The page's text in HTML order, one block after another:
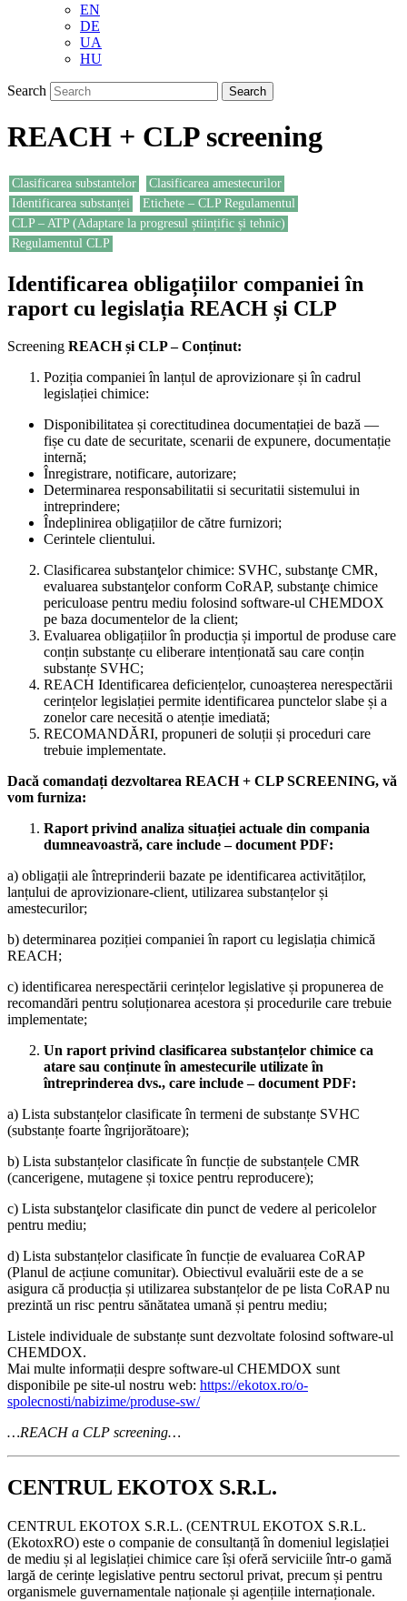
EN
DE
UA
HU
Search
REACH + CLP screening
Clasificarea substantelor
Clasificarea amestecurilor
Identificarea substanței
Etichete – CLP Regulamentul
CLP – ATP (Adaptare la progresul științific și tehnic)
Regulamentul CLP
Identificarea obligațiilor companiei în
raport cu legislația REACH și CLP
Screening REACH și CLP – Conținut:
Poziția companiei în lanțul de aprovizionare și în cadrul
legislației chimice:
Disponibilitatea și corectitudinea documentației de bază —
fișe cu date de securitate, scenarii de expunere, documentație
internă;
Înregistrare, notificare, autorizare;
Determinarea responsabilitatii si securitatii sistemului in
intreprindere;
Îndeplinirea obligațiilor de către furnizori;
Cerintele clientului.
Clasificarea substanţelor chimice: SVHC, substanţe CMR,
evaluarea substanţelor conform CoRAP, substanţe chimice
periculoase pentru mediu folosind software-ul CHEMDOX
pe baza documentelor de la client;
Evaluarea obligațiilor în producția și importul de produse care
conțin substanțe cu eliberare intenționată sau care conțin
substanțe SVHC;
REACH Identificarea deficiențelor, cunoașterea nerespectării
cerințelor legislației permite identificarea punctelor slabe și a
zonelor care necesită o atenție imediată;
RECOMANDĂRI, propuneri de soluții și proceduri care
trebuie implementate.
Dacă comandați dezvoltarea REACH + CLP SCREENING, vă
vom furniza:
Raport privind analiza situației actuale din compania
dumneavoastră, care include – document PDF:
a) obligații ale întreprinderii bazate pe identificarea activităților,
lanțului de aprovizionare-client, utilizarea substanțelor și
amestecurilor;
b) determinarea poziției companiei în raport cu legislația chimică
REACH;
c) identificarea nerespectării cerințelor legislative și propunerea de
recomandări pentru soluționarea acestora și procedurile care trebuie
implementate;
Un raport privind clasificarea substanțelor chimice ca
atare sau conținute în amestecurile utilizate în
întreprinderea dvs., care include – document PDF:
a) Lista substanțelor clasificate în termeni de substanțe SVHC
(substanțe foarte îngrijorătoare);
b) Lista substanțelor clasificate în funcție de substanțele CMR
(cancerigene, mutagene și toxice pentru reproducere);
c) Lista substanţelor clasificate din punct de vedere al pericolelor
pentru mediu;
d) Lista substanțelor clasificate în funcție de evaluarea CoRAP
(Planul de acțiune comunitar). Obiectivul evaluării este de a se
asigura că producția și utilizarea substanțelor de pe lista CoRAP nu
prezintă un risc pentru sănătatea umană și pentru mediu;
Listele individuale de substanțe sunt dezvoltate folosind software-ul
CHEMDOX.
Mai multe informații despre software-ul CHEMDOX sunt
disponibile pe site-ul nostru web: https://ekotox.ro/o-
spolecnosti/nabizime/produse-sw/
…REACH a CLP screening…
CENTRUL EKOTOX S.R.L.
CENTRUL EKOTOX S.R.L. (CENTRUL EKOTOX S.R.L.
(EkotoxRO) este o companie de consultanță în domeniul legislației
de mediu și al legislației chimice care își oferă serviciile într-o gamă
largă de cerințe legislative pentru sectorul privat, precum și pentru
organismele guvernamentale naționale și agențiile internaționale.